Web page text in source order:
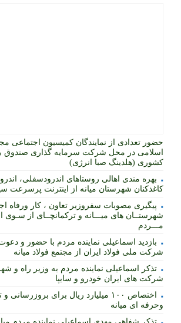
حضور تعدادی از نمایندگان کمیسیون اجتماعی
اسلامی در محل شرکت سرمایه گذاری صندوق
کشوری (هلدینگ صبا انرژی)
بهره مندی اهالی روستاهای اندرودسفلی،
کاغذکنان شهرستان میانه از اینترنت پرسرعت
پیگیری مصوبات سفروزیر تعاون ، کار ورفاه
شهرستــان های میـــانه و ترکمانچــای از سـوی
مـــردم
بازدید اسماعیلی نماینده مردم با حضور و
شرکت ملی فولاد ایران از مجتمع فولاد میانه
تذکر اسماعیلی نماینده مردم به وزیر راه و
شرکت های ایران خودرو و سایپا
اختصاص ۱۰۰ میلیارد ریال برای
وحرفه ای میانه